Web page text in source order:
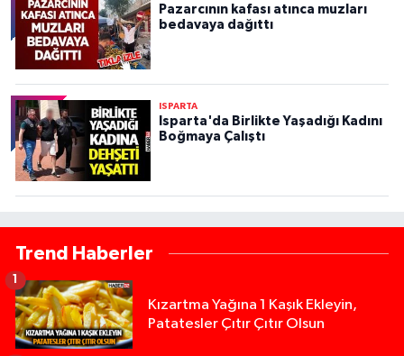
Pazarcının kafası atınca muzları
bedavaya dağıttı
ISPARTA
Isparta'da Birlikte Yaşadığı Kadını
Boğmaya Çalıştı
Trend Haberler
Kızartma Yağına 1 Kaşık Ekleyin,
Patatesler Çıtır Çıtır Olsun
1